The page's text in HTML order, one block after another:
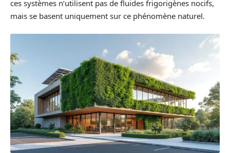
ces systèmes n’utilisent pas de fluides frigorigènes nocifs,
mais se basent uniquement sur ce phénomène naturel.